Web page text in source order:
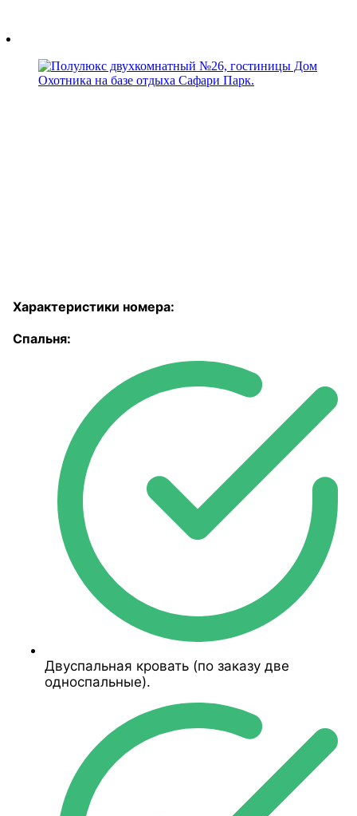
Характеристики номера:
Спальня:
Двуспальная кровать (по заказу две
односпальные).